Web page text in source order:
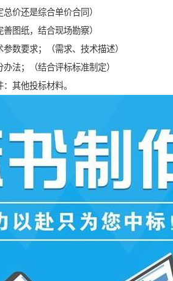
价还是综合单价合同）
图纸，结合现场勘察）
数要求；（需求、技术描述）
法；（结合评标标准制定）
其他投标材料。